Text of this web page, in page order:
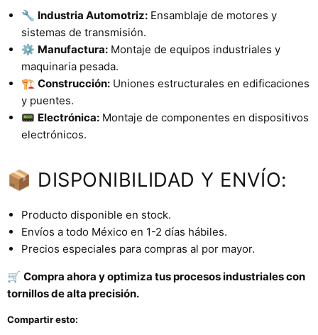
🔧 Industria Automotriz: Ensamblaje de motores y
sistemas de transmisión.
⚙️ Manufactura: Montaje de equipos industriales y
maquinaria pesada.
🏗️ Construcción: Uniones estructurales en edificaciones
y puentes.
📟 Electrónica: Montaje de componentes en dispositivos
electrónicos.
📦 DISPONIBILIDAD Y ENVÍO:
Producto disponible en stock.
Envíos a todo México en 1-2 días hábiles.
Precios especiales para compras al por mayor.
🛒 Compra ahora y optimiza tus procesos industriales con
tornillos de alta precisión.
Compartir esto: